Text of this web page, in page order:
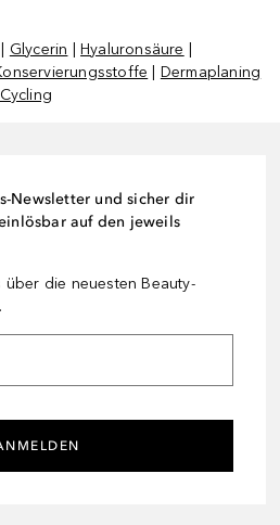
Glycerin |Hyaluronsäure
Dermaplaning
Newsletter und sicher dir
auf den jeweils
die neuesten Beauty-